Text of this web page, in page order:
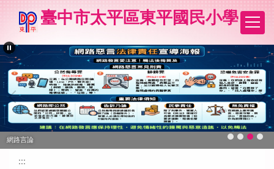
要
內
容
臺中市太平區東平國民小學
網路言論
:::